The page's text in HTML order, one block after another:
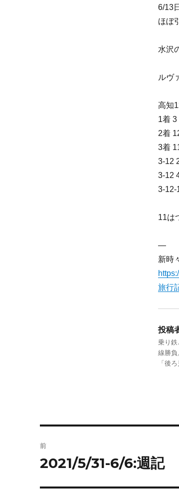
6/13
ほぼ
水沢
ルヴ
高知
1着 3
2着
3着
3-12
3-12
3-12-
11は
—
新時
旅行
投稿
乗り鉄
線勝負
「後
稿
前
前
投
2021/5/31-6/6:週記